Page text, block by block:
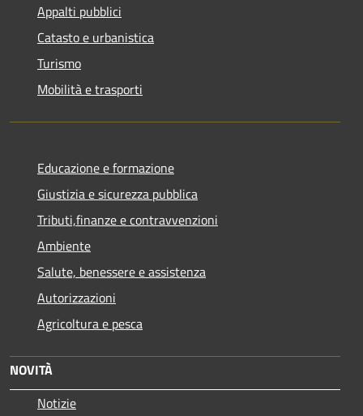
Appalti pubblici
Catasto e urbanistica
Turismo
Mobilità e trasporti
Educazione e formazione
Giustizia e sicurezza pubblica
Tributi,finanze e contravvenzioni
Ambiente
Salute, benessere e assistenza
Autorizzazioni
Agricoltura e pesca
NOVITÀ
Notizie